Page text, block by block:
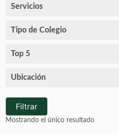
Servicios
Tipo de Colegio
Top 5
Ubicación
Filtrar
Mostrando el único resultado